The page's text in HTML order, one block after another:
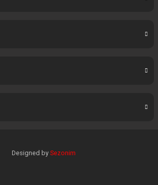
Designed by Sezonim